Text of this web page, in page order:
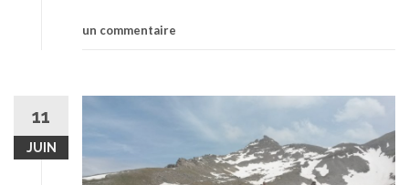
un commentaire
11
JUIN